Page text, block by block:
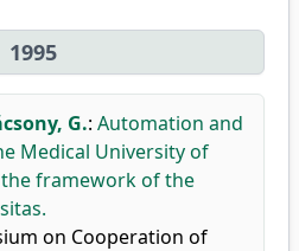
1995
G.: Automation and
Medical University of
framework of the
on Cooperation of